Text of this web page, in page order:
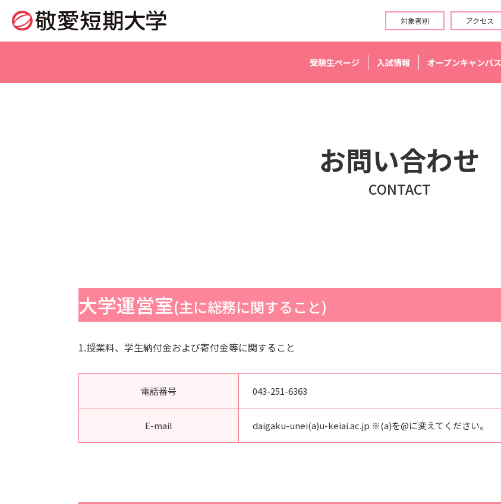
対象者別 アクセス
受験生ページ 入試情報 オープンキャンパス
お問い合わせ
CONTACT
大学運営室(主に総務に関すること)
1.授業料、学生納付金および寄付金等に関すること
電話番号 043-251-6363
E-mail daigaku-unei(a)u-keiai.ac.jp ※(a)を@に変えてください。